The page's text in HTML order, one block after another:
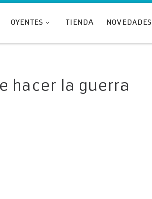
OYENTES TIENDA NOVEDADES
hacer la guerra